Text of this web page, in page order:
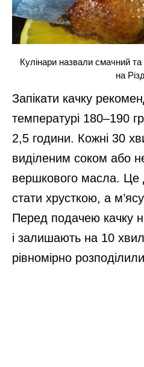
Кулінари назвали смачний
на
Запікати качку
температурі 180–190
2,5 години. Кожні 30
виділеним соком або
вершкового масла. Це
стати хрусткою, а
Перед подачею качку
і залишають на 10
рівномірно